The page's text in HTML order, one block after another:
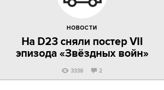
НОВОСТИ
На D23 сняли постер VII
эпизода «Звёздных войн»
3338 2